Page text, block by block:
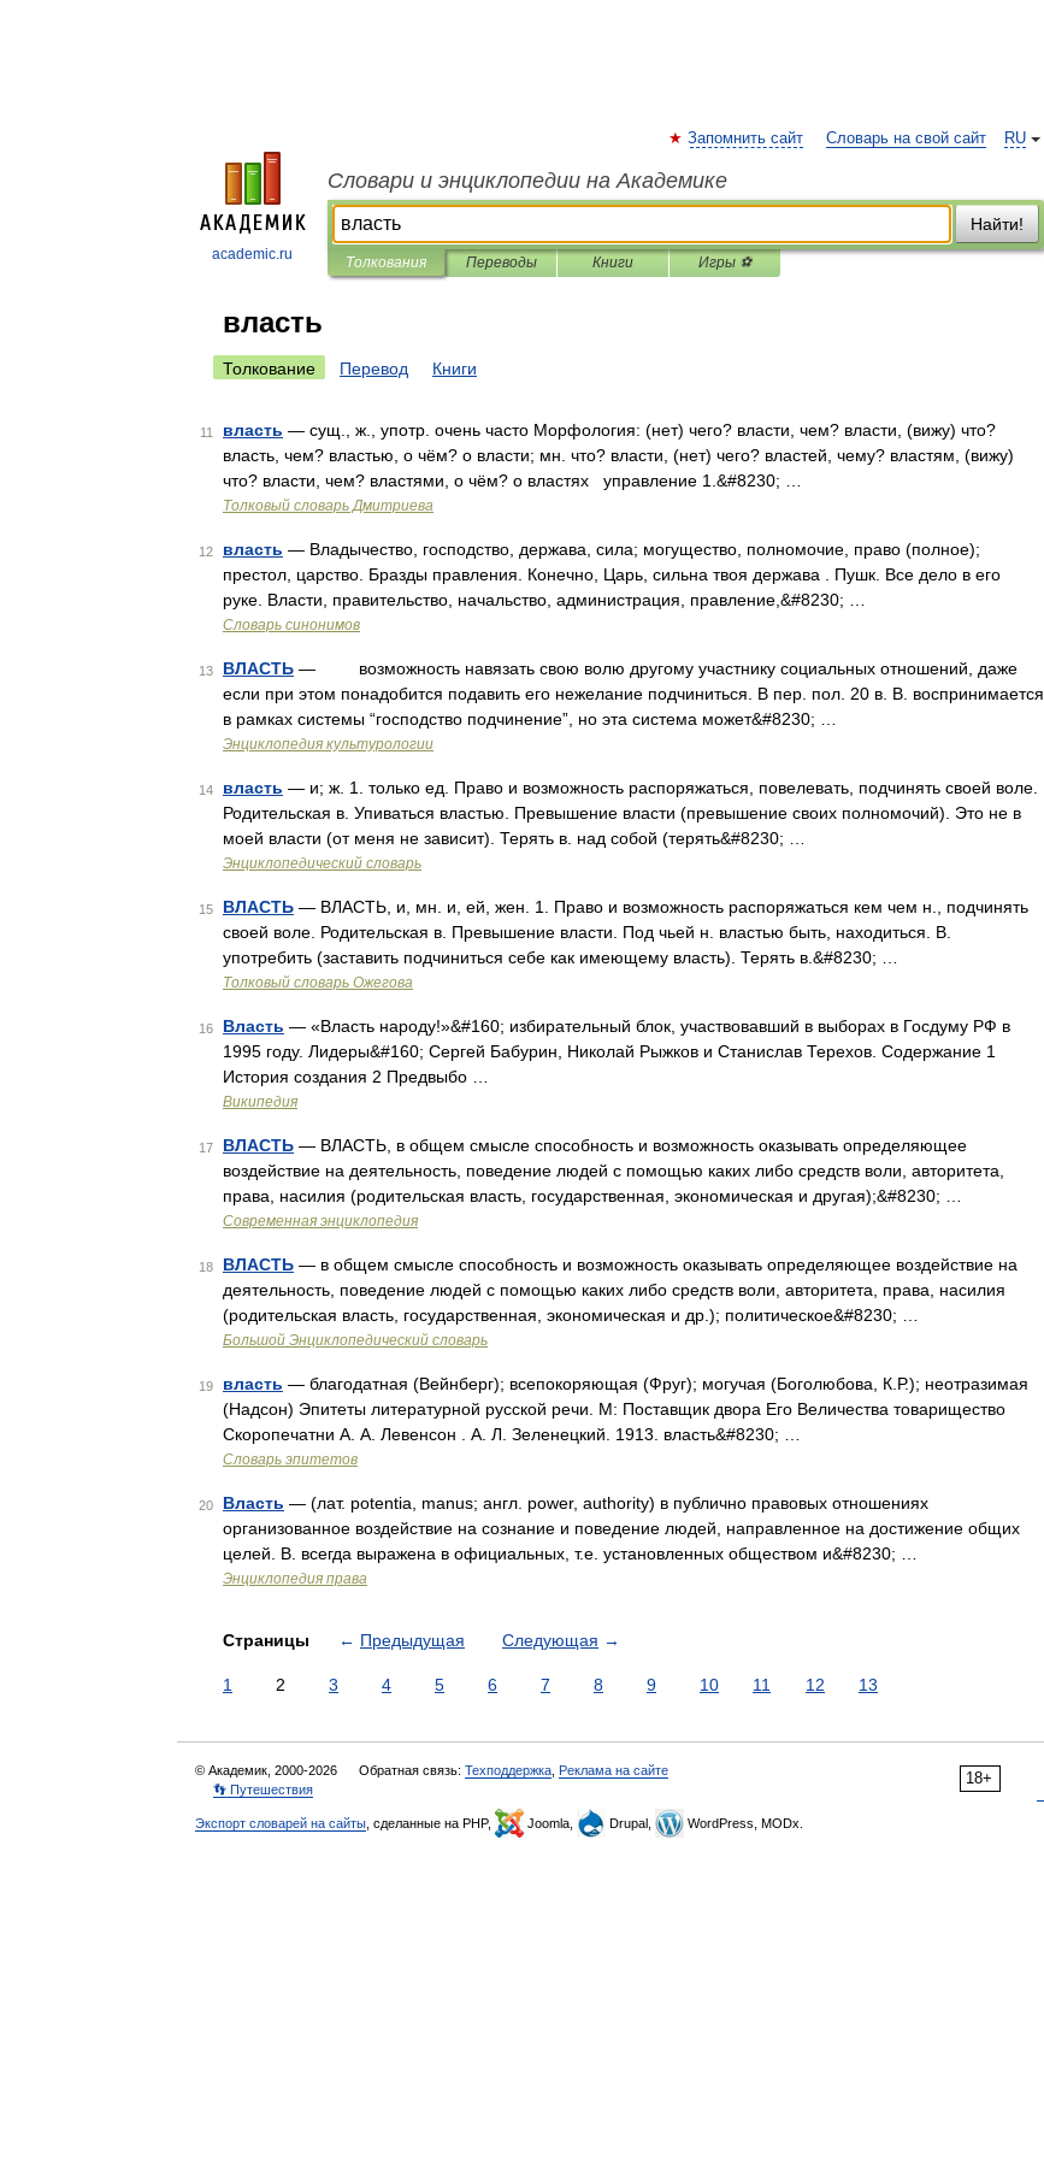
academic.ru
RU
Запомнить сайт Словарь на свой сайт
Словари и энциклопедии на Академике
Найти!
Толкования Переводы Книги Игры ⚽
власть
Толкование Перевод Книги
11 власть — сущ., ж., употр. очень часто Морфология: (нет) чего? власти, чем? власти, (вижу) что?
власть, чем? властью, о чём? о власти; мн. что? власти, (нет) чего? властей, чему? властям, (вижу)
что? власти, чем? властями, о чём? о властях управление 1.&#8230; …
Толковый словарь Дмитриева
12 власть — Владычество, господство, держава, сила; могущество, полномочие, право (полное);
престол, царство. Бразды правления. Конечно, Царь, сильна твоя держава . Пушк. Все дело в его
руке. Власти, правительство, начальство, администрация, правление,&#8230; …
Словарь синонимов
13 ВЛАСТЬ — возможность навязать свою волю другому участнику социальных отношений, даже
если при этом понадобится подавить его нежелание подчиниться. В пер. пол. 20 в. В. воспринимается
в рамках системы “господство подчинение”, но эта система может&#8230; …
Энциклопедия культурологии
14 власть — и; ж. 1. только ед. Право и возможность распоряжаться, повелевать, подчинять своей воле.
Родительская в. Упиваться властью. Превышение власти (превышение своих полномочий). Это не в
моей власти (от меня не зависит). Терять в. над собой (терять&#8230; …
Энциклопедический словарь
15 ВЛАСТЬ — ВЛАСТЬ, и, мн. и, ей, жен. 1. Право и возможность распоряжаться кем чем н., подчинять
своей воле. Родительская в. Превышение власти. Под чьей н. властью быть, находиться. В.
употребить (заставить подчиниться себе как имеющему власть). Терять в.&#8230; …
Толковый словарь Ожегова
16 Власть — «Власть народу!»&#160; избирательный блок, участвовавший в выборах в Госдуму РФ в
1995 году. Лидеры&#160; Сергей Бабурин, Николай Рыжков и Станислав Терехов. Содержание 1
История создания 2 Предвыбо …
Википедия
17 ВЛАСТЬ — ВЛАСТЬ, в общем смысле способность и возможность оказывать определяющее
воздействие на деятельность, поведение людей с помощью каких либо средств воли, авторитета,
права, насилия (родительская власть, государственная, экономическая и другая);&#8230; …
Современная энциклопедия
18 ВЛАСТЬ — в общем смысле способность и возможность оказывать определяющее воздействие на
деятельность, поведение людей с помощью каких либо средств воли, авторитета, права, насилия
(родительская власть, государственная, экономическая и др.); политическое&#8230; …
Большой Энциклопедический словарь
19 власть — благодатная (Вейнберг); всепокоряющая (Фруг); могучая (Боголюбова, К.Р.); неотразимая
(Надсон) Эпитеты литературной русской речи. М: Поставщик двора Его Величества товарищество
Скоропечатни А. А. Левенсон . А. Л. Зеленецкий. 1913. власть&#8230; …
Словарь эпитетов
20 Власть — (лат. potentia, manus; англ. power, authority) в публично правовых отношениях
организованное воздействие на сознание и поведение людей, направленное на достижение общих
целей. В. всегда выражена в официальных, т.е. установленных обществом и&#8230; …
Энциклопедия права
Страницы ← Предыдущая Следующая →
1 2 3 4 5 6 7 8 9 10 11 12 13
18+
© Академик, 2000-2026 Обратная связь: Техподдержка Реклама на сайте
👣 Путешествия
Экспорт словарей на сайты , сделанные на PHP, Joomla, Drupal, WordPress, MODx.